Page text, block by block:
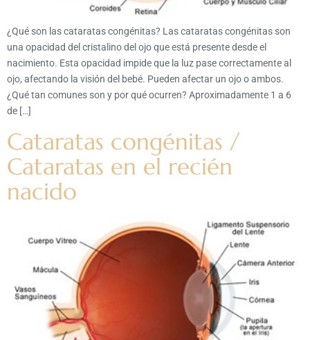
¿Qué son las cataratas congénitas? Las cataratas congénitas son
una opacidad del cristalino del ojo que está presente desde el
nacimiento. Esta opacidad impide que la luz pase correctamente al
ojo, afectando la visión del bebé. Pueden afectar un ojo o ambos.
¿Qué tan comunes son y por qué ocurren? Aproximadamente 1 a 6
de […]
Cataratas congénitas /
Cataratas en el recién
nacido